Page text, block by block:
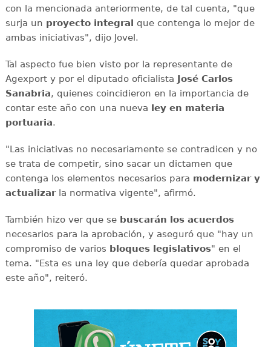
con la mencionada anteriormente, de tal cuenta, "que
surja un proyecto integral que contenga lo mejor de
ambas iniciativas", dijo Jovel.
Tal aspecto fue bien visto por la representante de
Agexport y por el diputado oficialista José Carlos
Sanabria, quienes coincidieron en la importancia de
contar este año con una nueva ley en materia
portuaria.
"Las iniciativas no necesariamente se contradicen y no
se trata de competir, sino sacar un dictamen que
contenga los elementos necesarios para modernizar y
actualizarla normativa vigente", afirmó.
También hizo ver que sebuscarán los acuerdos
necesarios para la aprobación, y aseguró que "hay un
compromiso de varios bloques legislativos" en el
tema. "Esta es una ley que debería quedar aprobada
este año", reiteró.